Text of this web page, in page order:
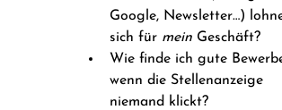
Google, Newsletter…)
sich für mein Geschäft?
Wie finde ich gute
wenn die Stellenanzeige
niemand klickt?